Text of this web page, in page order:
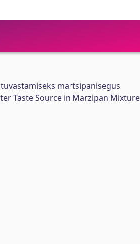
martsipanisegus
Taste Source in Marzipan Mixture